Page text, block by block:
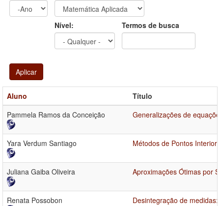
Nível: Termos de busca
Aplicar
Aluno
Título
Pammela Ramos da Conceição
Generalizações de
Yara Verdum Santiago Métodos de Pontos
Juliana Gaiba Oliveira Aproximações Ótimas por
Renata Possobon Desintegração de